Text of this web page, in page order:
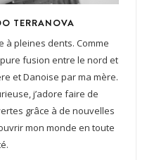
TERRANOVA
à pleines dents. Comme
fusion entre le nord et
et Danoise par ma mère.
j’adore faire de
grâce à de nouvelles
mon monde en toute